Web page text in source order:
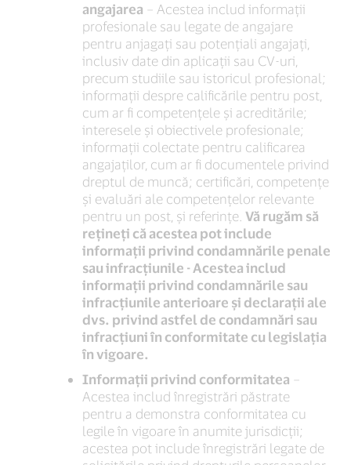
angajarea – Acestea includ informații
profesionale sau legate de angajare
pentru anjagați sau potențiali angajați,
inclusiv date din aplicații sau CV-uri,
precum studiile sau istoricul profesional;
informații despre calificările pentru post,
cum ar fi competențele și acreditările;
interesele și obiectivele profesionale;
informații colectate pentru calificarea
angajaților, cum ar fi documentele privind
dreptul de muncă; certificări, competențe
și evaluări ale competențelor relevante
pentru un post, și referințe. Vă rugăm să
rețineți că acestea pot include
informații privind condamnările penale
sau infracțiunile - Acestea includ
informații privind condamnările sau
infracțiunile anterioare și declarații ale
dvs. privind astfel de condamnări sau
infracțiuni în conformitate cu legislația
în vigoare.
Informații privind conformitatea –
Acestea includ înregistrări păstrate
pentru a demonstra conformitatea cu
legile în vigoare în anumite jurisdicții;
acestea pot include înregistrări legate de